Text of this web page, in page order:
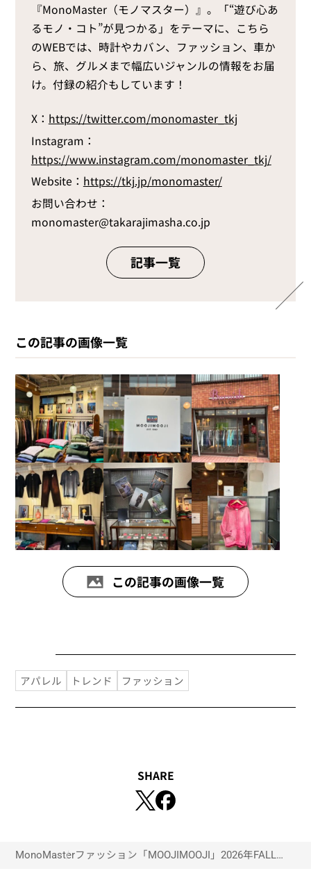
『MonoMaster（モノマスター）』。「“遊び心あ
るモノ・コト”が見つかる」をテーマに、こちら
のWEBでは、時計やカバン、ファッション、車か
ら、旅、グルメまで幅広いジャンルの情報をお届
け。付録の紹介もしています！
X： https://twitter.com/monomaster_tkj
Instagram：
https://www.instagram.com/monomaster_tkj/
Website： https://tkj.jp/monomaster/
お問い合わせ：
monomaster@takarajimasha.co.jp
記事一覧
この記事の画像一覧
この記事の画像一覧
アパレル トレンド ファッション
SHARE
MonoMasterファッション 「MOOJIMOOJI」2026年FALL＆